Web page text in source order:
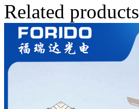
Related products